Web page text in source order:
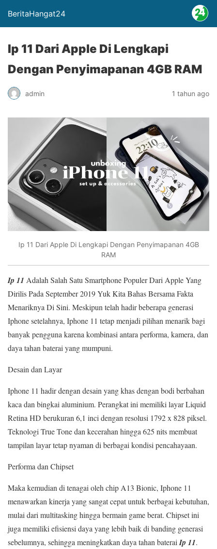
BeritaHangat24
Ip 11 Dari Apple Di Lengkapi
Dengan Penyimapanan 4GB RAM
admin 1 tahun ago
Ip 11 Dari Apple Di Lengkapi Dengan Penyimapanan 4GB
RAM
Ip 11 Adalah Salah Satu Smartphone Populer Dari Apple Yang
Dirilis Pada September 2019 Yuk Kita Bahas Bersama Fakta
Menariknya Di Sini. Meskipun telah hadir beberapa generasi
Iphone setelahnya, Iphone 11 tetap menjadi pilihan menarik bagi
banyak pengguna karena kombinasi antara performa, kamera, dan
daya tahan baterai yang mumpuni.
Desain dan Layar
Iphone 11 hadir dengan desain yang khas dengan bodi berbahan
kaca dan bingkai aluminium. Perangkat ini memiliki layar Liquid
Retina HD berukuran 6,1 inci dengan resolusi 1792 x 828 piksel.
Teknologi True Tone dan kecerahan hingga 625 nits membuat
tampilan layar tetap nyaman di berbagai kondisi pencahayaan.
Performa dan Chipset
Maka kemudian di tenagai oleh chip A13 Bionic, Iphone 11
menawarkan kinerja yang sangat cepat untuk berbagai kebutuhan,
mulai dari multitasking hingga bermain game berat. Chipset ini
juga memiliki efisiensi daya yang lebih baik di banding generasi
sebelumnya, sehingga meningkatkan daya tahan bateraiIp 11.